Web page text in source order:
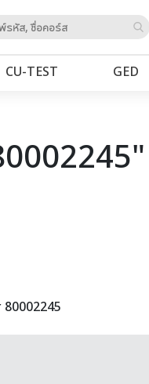
CU‑TEST GED